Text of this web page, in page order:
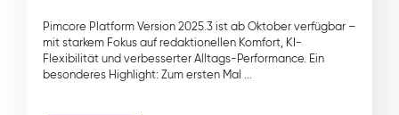
Pimcore Platform Version 2025.3 ist ab Oktober verfügbar –
mit starkem Fokus auf redaktionellen Komfort, KI-
Flexibilität und verbesserter Alltags-Performance. Ein
besonderes Highlight: Zum ersten Mal ...